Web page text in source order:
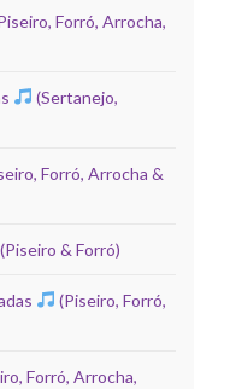
Forró, Arrocha,
(Sertanejo,
Forró, Arrocha &
(Piseiro & Forró)
(Piseiro, Forró,
Forró, Arrocha,